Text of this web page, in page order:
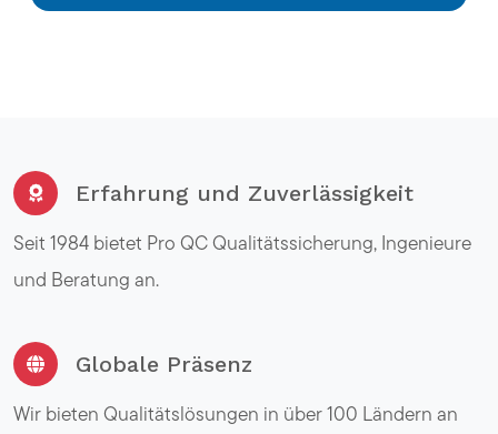
Erfahrung und Zuverlässigkeit
Seit 1984 bietet Pro QC Qualitätssicherung, Ingenieure
und Beratung an.
Globale Präsenz
Wir bieten Qualitätslösungen in über 100 Ländern an